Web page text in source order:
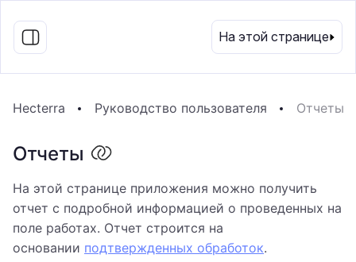
RU
На этой странице
Hecterra Руководство пользователя Отчеты
Отчеты
На этой странице приложения можно получить
отчет с подробной информацией о проведенных на
поле работах. Отчет строится на
основании подтвержденных обработок.